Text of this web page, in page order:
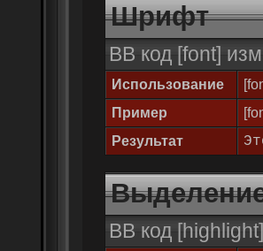
Шрифт
BB код [font]
Использование
Пример
Результат
BB код